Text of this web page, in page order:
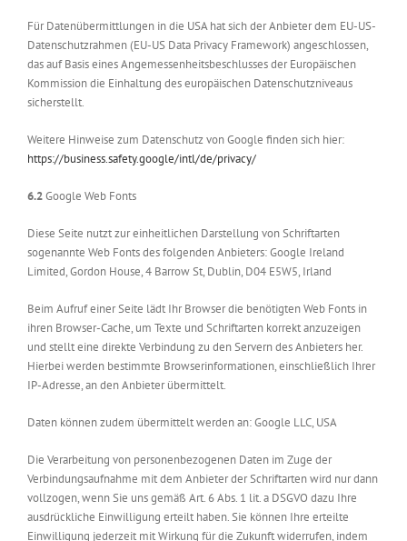
Für Datenübermittlungen in die USA hat sich der Anbieter dem EU-US-
Datenschutzrahmen (EU-US Data Privacy Framework) angeschlossen,
das auf Basis eines Angemessenheitsbeschlusses der Europäischen
Kommission die Einhaltung des europäischen Datenschutzniveaus
sicherstellt.
Weitere Hinweise zum Datenschutz von Google finden sich hier:
https://business.safety.google/intl/de/privacy/
6.2Google Web Fonts
Diese Seite nutzt zur einheitlichen Darstellung von Schriftarten
sogenannte Web Fonts des folgenden Anbieters: Google Ireland
Limited, Gordon House, 4 Barrow St, Dublin, D04 E5W5, Irland
Beim Aufruf einer Seite lädt Ihr Browser die benötigten Web Fonts in
ihren Browser-Cache, um Texte und Schriftarten korrekt anzuzeigen
und stellt eine direkte Verbindung zu den Servern des Anbieters her.
Hierbei werden bestimmte Browserinformationen, einschließlich Ihrer
IP-Adresse, an den Anbieter übermittelt.
Daten können zudem übermittelt werden an: Google LLC, USA
Die Verarbeitung von personenbezogenen Daten im Zuge der
Verbindungsaufnahme mit dem Anbieter der Schriftarten wird nur dann
vollzogen, wenn Sie uns gemäß Art. 6 Abs. 1 lit. a DSGVO dazu Ihre
ausdrückliche Einwilligung erteilt haben. Sie können Ihre erteilte
Einwilligung jederzeit mit Wirkung für die Zukunft widerrufen, indem